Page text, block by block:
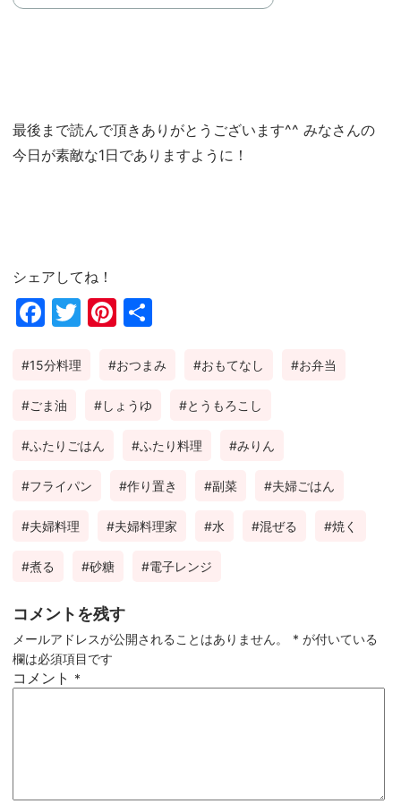
最後まで読んで頂きありがとうございます^^ みなさんの
今日が素敵な1日でありますように！
シェアしてね！
Fac
ok
Twi
Pin
est
15分料理 おつまみ おもてなし お弁当
ごま油 しょうゆ とうもろこし
ふたりごはん ふたり料理 みりん
フライパン 作り置き 副菜 夫婦ごはん
夫婦料理 夫婦料理家 水 混ぜる 焼く
煮る 砂糖 電子レンジ
コメントを残す
メールアドレスが公開されることはありません。 * が付いている
欄は必須項目です
コメント *